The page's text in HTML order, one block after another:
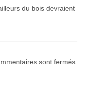
du bois devraient
sont fermés.